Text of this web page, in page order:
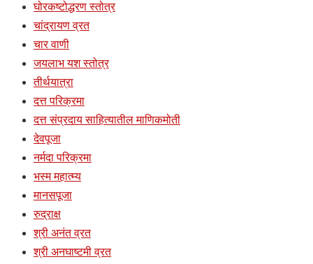
घोरकष्टोद्धरण स्तोत्र
चांद्रायण व्रत
चार वाणी
जयलाभ यश स्तोत्र
तीर्थयात्रा
दत्त परिक्रमा
दत्त संप्रदाय साहित्यातील माणिकमोती
देवपूजा
नर्मदा परिक्रमा
भस्म महात्म्य
मानसपूजा
रुद्राक्ष
श्री अनंत व्रत
श्री अनघाष्टमी व्रत